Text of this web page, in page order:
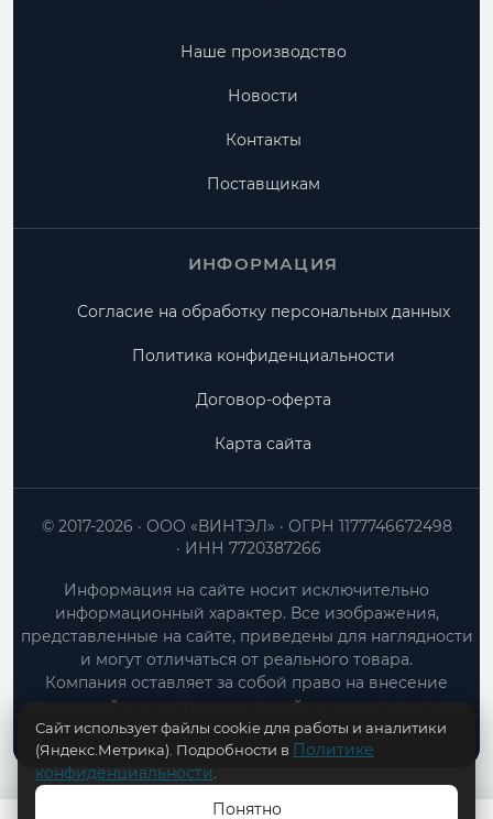
Наше производство
Новости
Контакты
Поставщикам
ИНФОРМАЦИЯ
Согласие на обработку персональных данных
Политика конфиденциальности
Договор-оферта
Карта сайта
ООО «ВИНТЭЛ»
ОГРН 1177746672498
ИНН 7720387266
© 2017-2026
Информация на сайте носит исключительно
информационный характер. Все изображения,
представленные на сайте, приведены для наглядности
и могут отличаться от реального товара.
Компания оставляет за собой право на внесение
изменений в конструкцию, дизайн и характеристики
товара без предварительного уведомления.
Сайт использует файлы cookie для работы и аналитики
(Яндекс.Метрика). Подробности в Политике
конфиденциальности
Понятно